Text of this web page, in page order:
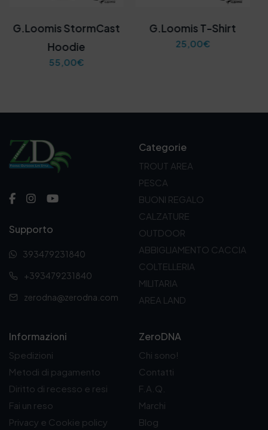
G.Loomis StormCast
Hoodie
55,00€
G.Loomis T-Shirt
25,00€
Supporto
393479231840
+393479231840
zerodna@zerodna.com
Categorie
TROUT AREA
PESCA
BUONI REGALO
CALZATURE
OUTDOOR
ABBIGLIAMENTO CACCIA
COLTELLERIA
MILITARIA
AREA LAND
Informazioni
Spedizioni
Metodi di pagamento
Diritto di recesso e resi
Fai un reso
Privacy e Cookie policy
ZeroDNA
Chi sono!
Contatti
F.A.Q.
Marchi
Blog